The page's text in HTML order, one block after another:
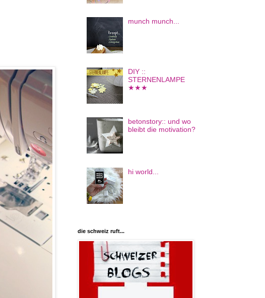
munch munch...
DIY ::
STERNENLAMPE
★★★
betonstory:: und wo
bleibt die motivation?
hi world...
die schweiz ruft...